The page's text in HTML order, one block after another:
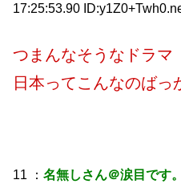
17:25:53.90
つまんなそうなドラマ
日本ってこんなのばっ
11 ：名無しさん＠涙目です。